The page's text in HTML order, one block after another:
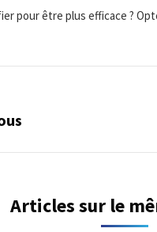
pour être plus efficace ?
Articles sur le